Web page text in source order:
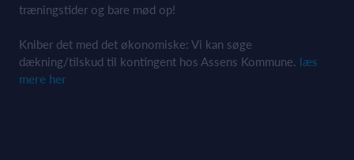
træningstider og bare mød op!
Kniber det med det økonomiske: Vi kan søge
dækning/tilskud til kontingent hos Assens Kommune. læs
mere her